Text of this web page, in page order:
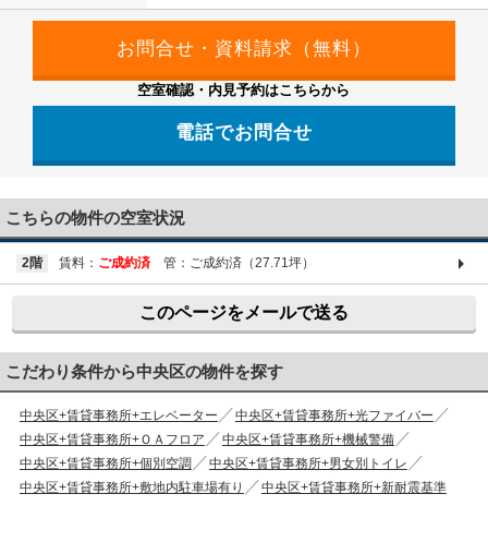
空室確認・内見予約はこちらから
電話でお問合せ
こちらの物件の空室状況
2階 賃料： ご成約済 管：ご成約済（27.71坪）
このページをメールで送る
こだわり条件から中央区の物件を探す
中央区+賃貸事務所+エレベーター
中央区+賃貸事務所+光ファイバー
中央区+賃貸事務所+ＯＡフロア
中央区+賃貸事務所+機械警備
中央区+賃貸事務所+個別空調
中央区+賃貸事務所+男女別トイレ
中央区+賃貸事務所+敷地内駐車場有り
中央区+賃貸事務所+新耐震基準